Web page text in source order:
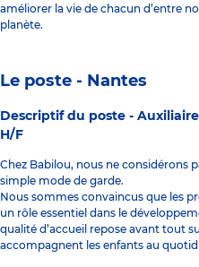
améliorer la vie de chacun d’entre
planète.
Le poste - Nantes
Descriptif du poste -
H/F
Chez Babilou, nous ne considérons
simple mode de garde.
Nous sommes convaincus que les
un rôle essentiel dans le
qualité d’accueil repose avant tout
accompagnent les enfants au